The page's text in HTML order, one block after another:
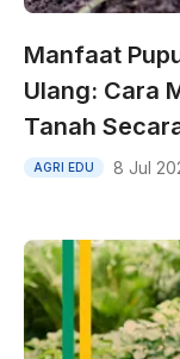
Manfaat
Ulang: Cara
Tanah
AGRI EDU 8 Jul